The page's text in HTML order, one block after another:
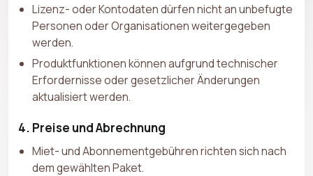
Lizenz- oder Kontodaten dürfen nicht an unbefugte
Personen oder Organisationen weitergegeben
werden.
Produktfunktionen können aufgrund technischer
Erfordernisse oder gesetzlicher Änderungen
aktualisiert werden.
4. Preise und Abrechnung
Miet- und Abonnementgebühren richten sich nach
dem gewählten Paket.